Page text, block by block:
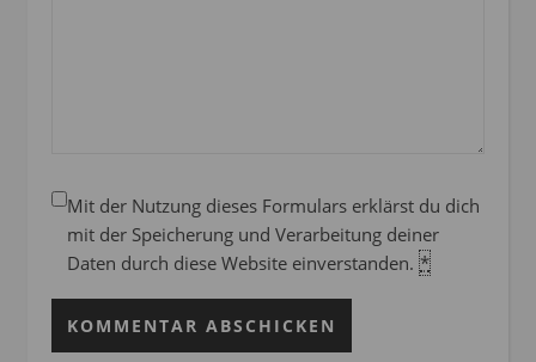
Mit der Nutzung dieses Formulars erklärst du dich
mit der Speicherung und Verarbeitung deiner
Daten durch diese Website einverstanden. *